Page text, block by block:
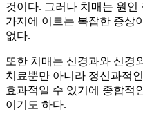
것이다. 그러나 치매는 원인
가지에 이르는 복잡한 증상
없다.
또한 치매는 신경과와 신경
치료뿐만 아니라 정신과적
효과적일 수 있기에 종합적
이기도 하다.